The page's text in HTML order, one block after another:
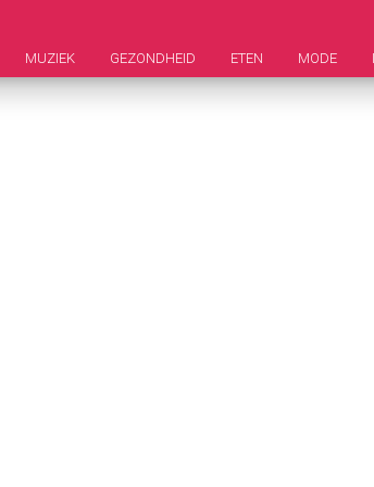
MUZIEK GEZONDHEID ETEN MODE